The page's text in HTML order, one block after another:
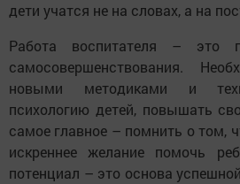
дети учатся не на словах, а на
Работа воспитателя – это
самосовершенствования.
новыми методиками и
психологию детей, повышать
самое главное – помнить о том,
искреннее желание помочь
потенциал – это основа